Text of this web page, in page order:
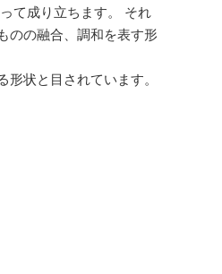
て成り立ちます。 それ
のの融合、調和を表す形
状と目されています。